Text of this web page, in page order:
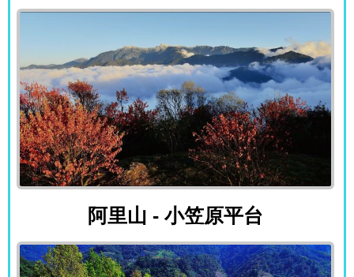
阿里山 - 小笠原平台
阿里山 - 小笠原平台